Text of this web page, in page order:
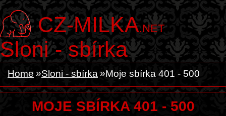
CZ-MILKA.NET
Sloni - sbírka
Home Sloni - sbírka Moje sbírka 401 - 500
MOJE SBÍRKA 401 - 500